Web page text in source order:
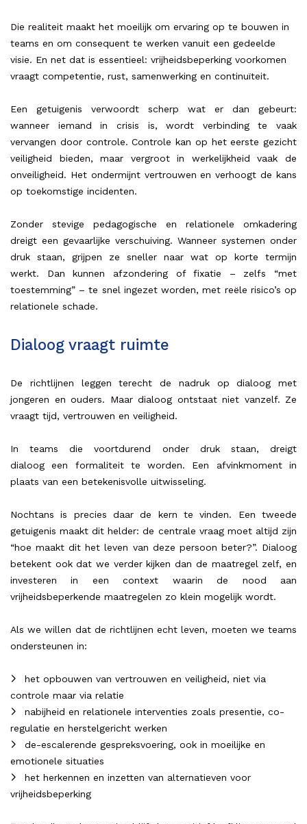
Die realiteit maakt het moeilijk om ervaring op te bouwen in
teams en om consequent te werken vanuit een gedeelde
visie. En net dat is essentieel: vrijheidsbeperking voorkomen
vraagt competentie, rust, samenwerking en continuïteit.
Een getuigenis verwoordt scherp wat er dan gebeurt:
wanneer iemand in crisis is, wordt verbinding te vaak
vervangen door controle. Controle kan op het eerste gezicht
veiligheid bieden, maar vergroot in werkelijkheid vaak de
onveiligheid. Het ondermijnt vertrouwen en verhoogt de kans
op toekomstige incidenten.
Zonder stevige pedagogische en relationele omkadering
dreigt een gevaarlijke verschuiving. Wanneer systemen onder
druk staan, grijpen ze sneller naar wat op korte termijn
werkt. Dan kunnen afzondering of fixatie – zelfs “met
toestemming” – te snel ingezet worden, met reële risico’s op
relationele schade.
Dialoog vraagt ruimte
De richtlijnen leggen terecht de nadruk op dialoog met
jongeren en ouders. Maar dialoog ontstaat niet vanzelf. Ze
vraagt tijd, vertrouwen en veiligheid.
In teams die voortdurend onder druk staan, dreigt
dialoog een formaliteit te worden. Een afvinkmoment in
plaats van een betekenisvolle uitwisseling.
Nochtans is precies daar de kern te vinden. Een tweede
getuigenis maakt dit helder: de centrale vraag moet altijd zijn
“hoe maakt dit het leven van deze persoon beter?”. Dialoog
betekent ook dat we verder kijken dan de maatregel zelf, en
investeren in een context waarin de nood aan
vrijheidsbeperkende maatregelen zo klein mogelijk wordt.
Als we willen dat de richtlijnen echt leven, moeten we teams
ondersteunen in:
het opbouwen van vertrouwen en veiligheid, niet via
controle maar via relatie
nabijheid en relationele interventies zoals presentie, co-
regulatie en herstelgericht werken
de-escalerende gespreksvoering, ook in moeilijke en
emotionele situaties
het herkennen en inzetten van alternatieven voor
vrijheidsbeperking